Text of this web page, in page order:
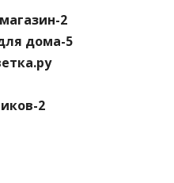
2
дома-5
2